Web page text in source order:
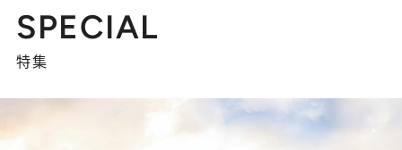
SPECIAL
特集